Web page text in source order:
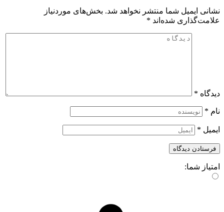
نشانی ایمیل شما منتشر نخواهد شد. بخش‌های موردنیاز
علامت‌گذاری شده‌اند *
دیدگاه *
نام *
ایمیل *
امتیاز شما: